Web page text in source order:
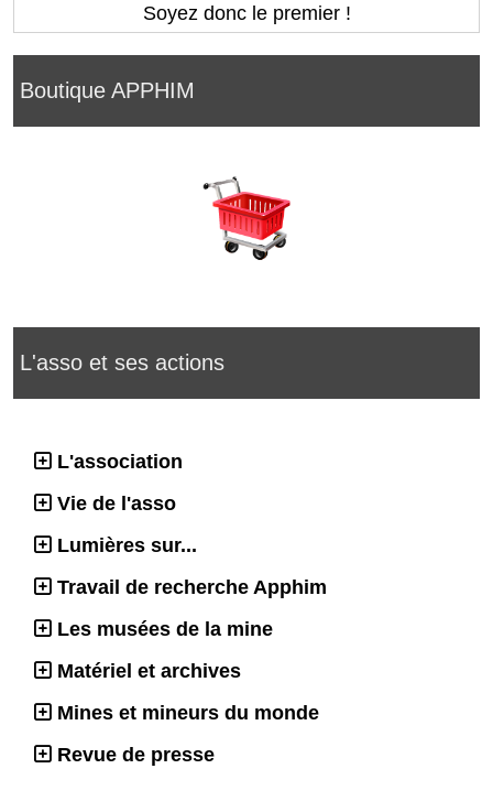
Boutique APPHIM
L'asso et ses actions
L'association
Vie de l'asso
Lumières sur...
Travail de recherche Apphim
Les musées de la mine
Matériel et archives
Mines et mineurs du monde
Revue de presse
Soyez donc le premier !